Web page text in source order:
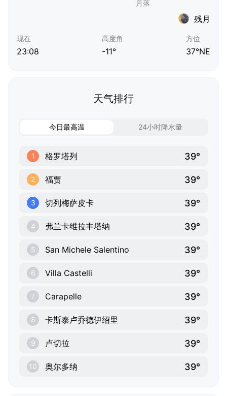
残月
现在
23:08
高度角
-11°
方位
37°NE
天气排行
今日最高温 24小时降水量
1 格罗塔列 39°
2 福贾 39°
3 切列梅萨皮卡 39°
4 弗兰卡维拉丰塔纳 39°
5 San Michele Salentino 39°
6 Villa Castelli 39°
7 Carapelle 39°
8 卡斯泰卢乔德伊绍里 39°
9 卢切拉 39°
10 奥尔多纳 39°